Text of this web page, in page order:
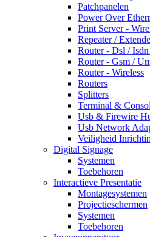
Patchpanelen
Power Over
Print Server -
Repeater /
Router - Dsl /
Router - Gsm /
Router - Wireless
Routers
Splitters
Terminal &
Usb & Firewire
Usb Network
Veiligheid
Digital Signage
Systemen
Toebehoren
Interactieve Presentatie
Montagesystemen
Projectieschermen
Systemen
Toebehoren